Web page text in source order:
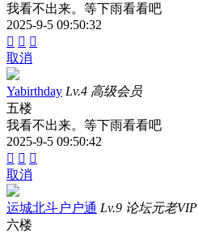
我看不出来。等下雨看看吧
2025-9-5 09:50:32
  
取消
Yabirthday Lv.4 高级会员
五楼
我看不出来。等下雨看看吧
2025-9-5 09:50:42
  
取消
运城北斗户户通 Lv.9 论坛元老VIP
六楼